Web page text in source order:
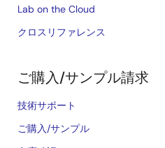
Lab on the Cloud
クロスリファレンス
ご購入/サンプル請求
技術サポート
ご購入/サンプル